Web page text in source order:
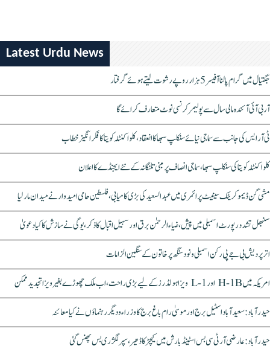
Latest Urdu News
جگتیال میں گرام پالنا آفیسر 5 ہزار روپے رشوت لیتے ہوئے گرفتار
آر بی آئی آئندہ مالی سال سے پولیمر کرنسی نوٹ متعارف کرائے گا
ٹی آر ایس کی جانب سے سماجی نیائے سنکلپ سبھا کا انعقاد، کلواکنٹلہ کویتا کا فکر انگیز خطاب
کلواکنٹلہ کویتا کی سنکلپ سبھا، سماجی انصاف پر مبنی تلنگانہ کے نئے ایجنڈے کا اعلان
مشی گن ڈیموکریٹک سینیٹ پرائمری میں عبدالسعید کی بڑی کامیابی، فلسطین حامی امیدوار نے میدان مار لیا
سنبھل تشدد رپورٹ اسمبلی میں پیش، ضیاء الرحمٰن برق اور سہیل اقبال کا ذکر، یوگی نے سازش کا کیا دعویٰ
اتر پردیش بی جے پی رکن اسمبلی ونود سنگھ پر خاتون کے سنگین الزامات
امریکہ میں H-1B اور L-1 ویزا ہولڈرز کے لیے بڑی راحت، اب ملک چھوڑے بغیر ویزا تجدید ممکن
حیدرآباد: سعیدآباد اسٹیل برج اور موسیٰ رام باغ برج کا وزراء و دیگر رہنماؤں نے کیا معائنہ
حیدرآباد: عارضی آر ٹی سی بس اسٹینڈ بارش میں کیچڑ کا ڈھیر، سپر لگژری بس پھنس گئی